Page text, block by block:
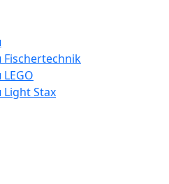
Fisсhertechnik
Light Stax